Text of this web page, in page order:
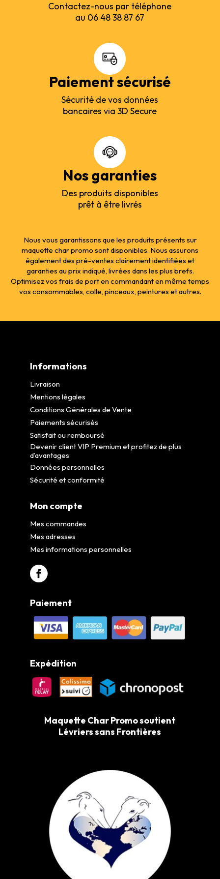
Contactez-nous par téléphone
au 06 48 38 87 67
Paiement sécurisé
Sécurité de vos données
bancaires via 3D Secure
Nos garanties
Des produits disponibles
prêt à être livrés
Nous vous garantissons que les produits présents sur
maquette char promo sont disponibles. Nous assurons
également des pré-ventes clairement identifiées et
garanties au prix indiqué, livrées dans les plus brefs.
Optimisez vos frais de port en commandant en même temps
vos consommables, colle, pinceaux, peintures et autres.
Informations
Livraison
Mentions légales
Conditions Générales de Vente
Paiements sécurisés
Satisfait ou remboursé
Devenir client VIP Premium et profitez de plus
d’avantages
Données personnelles
Sécurité et conformité
Mon compte
Mes commandes
Mes adresses
Mes informations personnelles
Paiement
Expédition
Maquette Char Promo soutient
Lévriers sans Frontières